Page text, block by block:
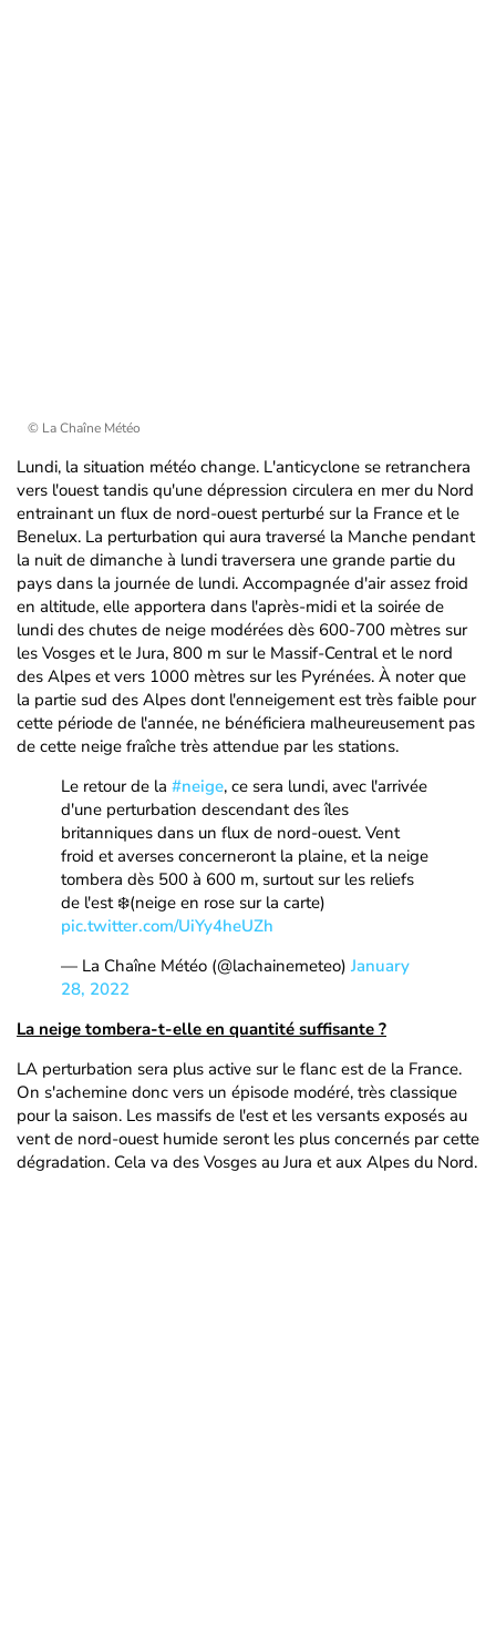
© La Chaîne Météo
Lundi, la situation météo change. L'anticyclone se retranchera
vers l'ouest tandis qu'une dépression circulera en mer du Nord
entrainant un flux de nord-ouest perturbé sur la France et le
Benelux. La perturbation qui aura traversé la Manche pendant
la nuit de dimanche à lundi traversera une grande partie du
pays dans la journée de lundi. Accompagnée d'air assez froid
en altitude, elle apportera dans l'après-midi et la soirée de
lundi des chutes de neige modérées dès 600-700 mètres sur
les Vosges et le Jura, 800 m sur le Massif-Central et le nord
des Alpes et vers 1000 mètres sur les Pyrénées. À noter que
la partie sud des Alpes dont l'enneigement est très faible pour
cette période de l'année, ne bénéficiera malheureusement pas
de cette neige fraîche très attendue par les stations.
Le retour de la #neige, ce sera lundi, avec l'arrivée
d'une perturbation descendant des îles
britanniques dans un flux de nord-ouest. Vent
froid et averses concerneront la plaine, et la neige
tombera dès 500 à 600 m, surtout sur les reliefs
de l'est ❄️(neige en rose sur la carte)
pic.twitter.com/UiYy4heUZh
— La Chaîne Météo (@lachainemeteo) January
28, 2022
La neige tombera-t-elle en quantité suffisante ?
LA perturbation sera plus active sur le flanc est de la France.
On s'achemine donc vers un épisode modéré, très classique
pour la saison. Les massifs de l'est et les versants exposés au
vent de nord-ouest humide seront les plus concernés par cette
dégradation. Cela va des Vosges au Jura et aux Alpes du Nord.